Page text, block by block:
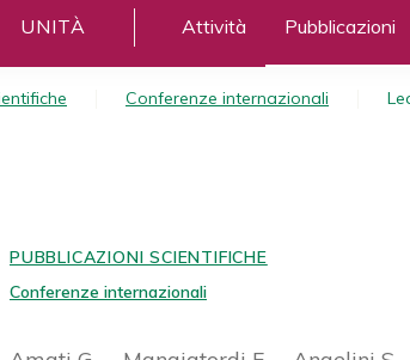
UNITÀ Attività Pubblicazioni
Conferenze internazionali
PUBBLICAZIONI SCIENTIFICHE
Conferenze internazionali